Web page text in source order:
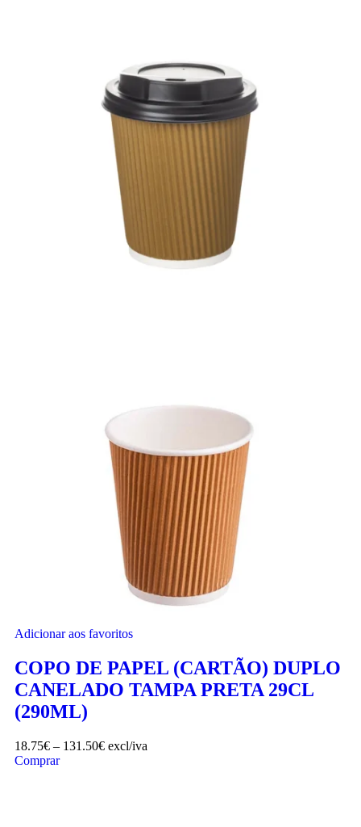
Adicionar aos favoritos
COPO DE PAPEL (CARTÃO) DUPLO
CANELADO TAMPA PRETA 29CL
(290ML)
18.75€ – 131.50€ excl/iva
Comprar